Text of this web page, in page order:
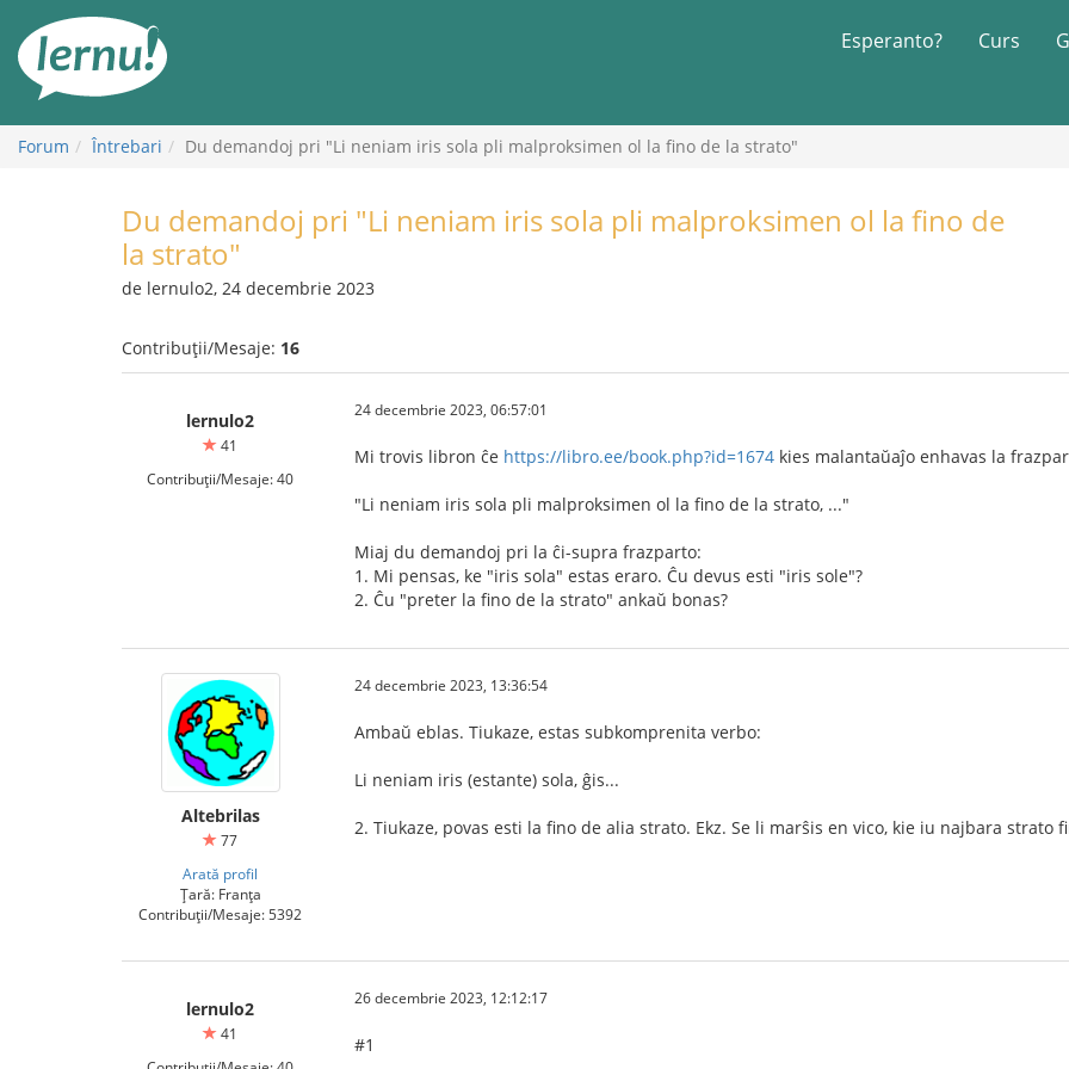
conținut
Esperanto? Curs
Forum Întrebari Du demandoj pri "Li neniam iris sola pli malproksimen ol la fino de la strato"
Du demandoj pri "Li neniam iris sola pli malproksimen ol la fino de
la strato"
de lernulo2, 24 decembrie 2023
Contribuții/Mesaje: 16
lernulo2
41
Contribuții/Mesaje: 40
24 decembrie 2023, 06:57:01
Mi trovis libron ĉe https://libro.ee/book.php?id=1674 kies malantaŭaĵo enhavas la
"Li neniam iris sola pli malproksimen ol la fino de la strato, ..."
Miaj du demandoj pri la ĉi-supra frazparto:
1. Mi pensas, ke "iris sola" estas eraro. Ĉu devus esti "iris sole"?
2. Ĉu "preter la fino de la strato" ankaŭ bonas?
Altebrilas
77
Arată profil
Țară: Franța
Contribuții/Mesaje: 5392
24 decembrie 2023, 13:36:54
Ambaŭ eblas. Tiukaze, estas subkomprenita verbo:
Li neniam iris (estante) sola, ĝis...
2. Tiukaze, povas esti la fino de alia strato. Ekz. Se li marŝis en vico, kie iu najbara strato
lernulo2
41
26 decembrie 2023, 12:12:17
#1